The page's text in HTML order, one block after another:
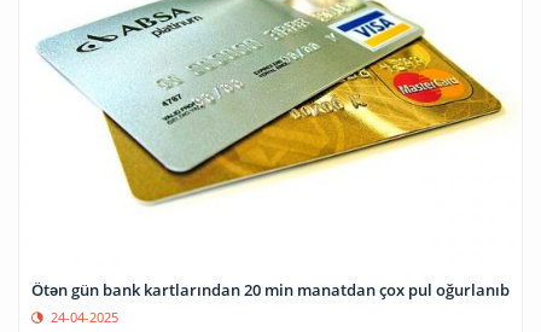
Ötən gün bank kartlarından 20 min manatdan çox pul oğurlanıb
24-04-2025